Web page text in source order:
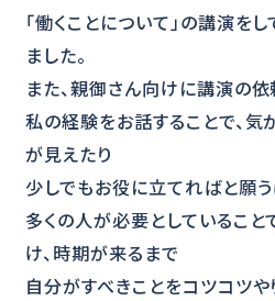
「働くことについて」の講演を
ました。
また、親御さん向けに講演の依
私の経験をお話することで、気
が見えたり
少しでもお役に立てればと願う
多くの人が必要としているこ
け、時期が来るまで
自分がすべきことをコツコツや